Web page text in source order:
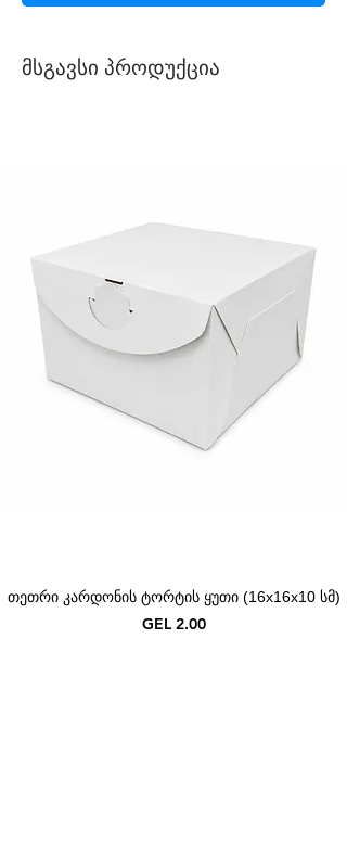
მსგავსი პროდუქცია
თეთრი კარდონის ტორტის ყუთი (16x16x10 სმ)
Price
GEL 2.00